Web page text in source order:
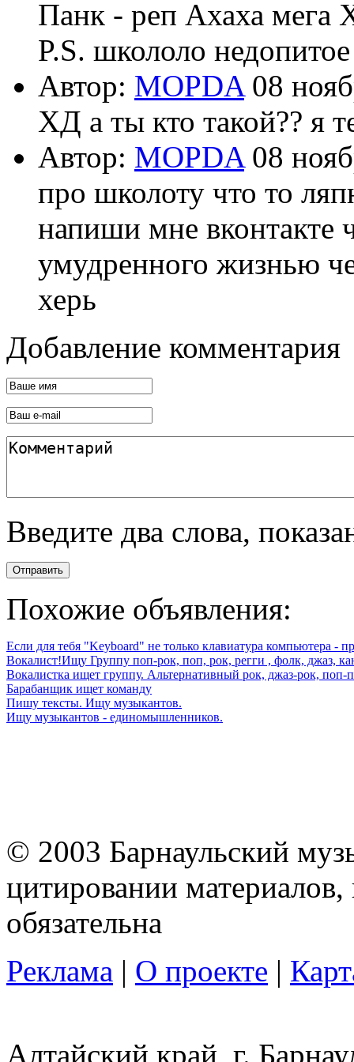
Панк - реп Ахаха
P.S. школоло
Автор: MOPDA08
ХД а ты кто такой?? я
Автор: MOPDA08
про школоту что то
напиши мне вконтакте
умудренного жизнью
херь
Добавление комментария
Введите два слова,
Отправить
Похожие объявления:
Если для тебя "Keyboard" не только клавиатура компьютера -
Вокалист!Ищу Группу поп-рок, поп, рок, регги , фолк, джаз,
Вокалистка ищет группу. Альтернативный рок, джаз-рок, поп-
Барабанщик ищет команду
Пишу тексты. Ищу музыкантов.
Ищу музыкантов - единомышленников.
© 2003 Барнаульский
цитировании
обязательна
Реклама | О проекте |
Алтайский край, г.